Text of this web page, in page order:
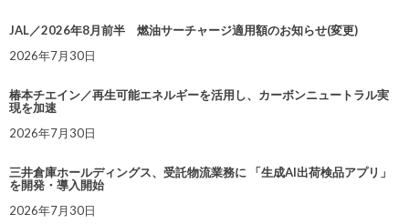
JAL／2026年8月前半 燃油サーチャージ適用額のお知らせ(変更)
2026年7月30日
椿本チエイン／再生可能エネルギーを活用し、カーボンニュートラル実
現を加速
2026年7月30日
三井倉庫ホールディングス、受託物流業務に 「生成AI出荷検品アプリ」
を開発・導入開始
2026年7月30日